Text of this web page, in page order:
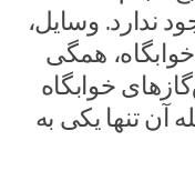
ندارد. وسایل،
همگی
خوابگاه
آن تنها یکی به